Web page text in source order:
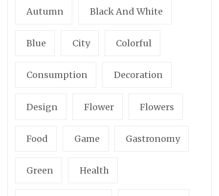
Autumn Black And White
Blue City Colorful
Consumption Decoration
Design Flower Flowers
Food Game Gastronomy
Green Health